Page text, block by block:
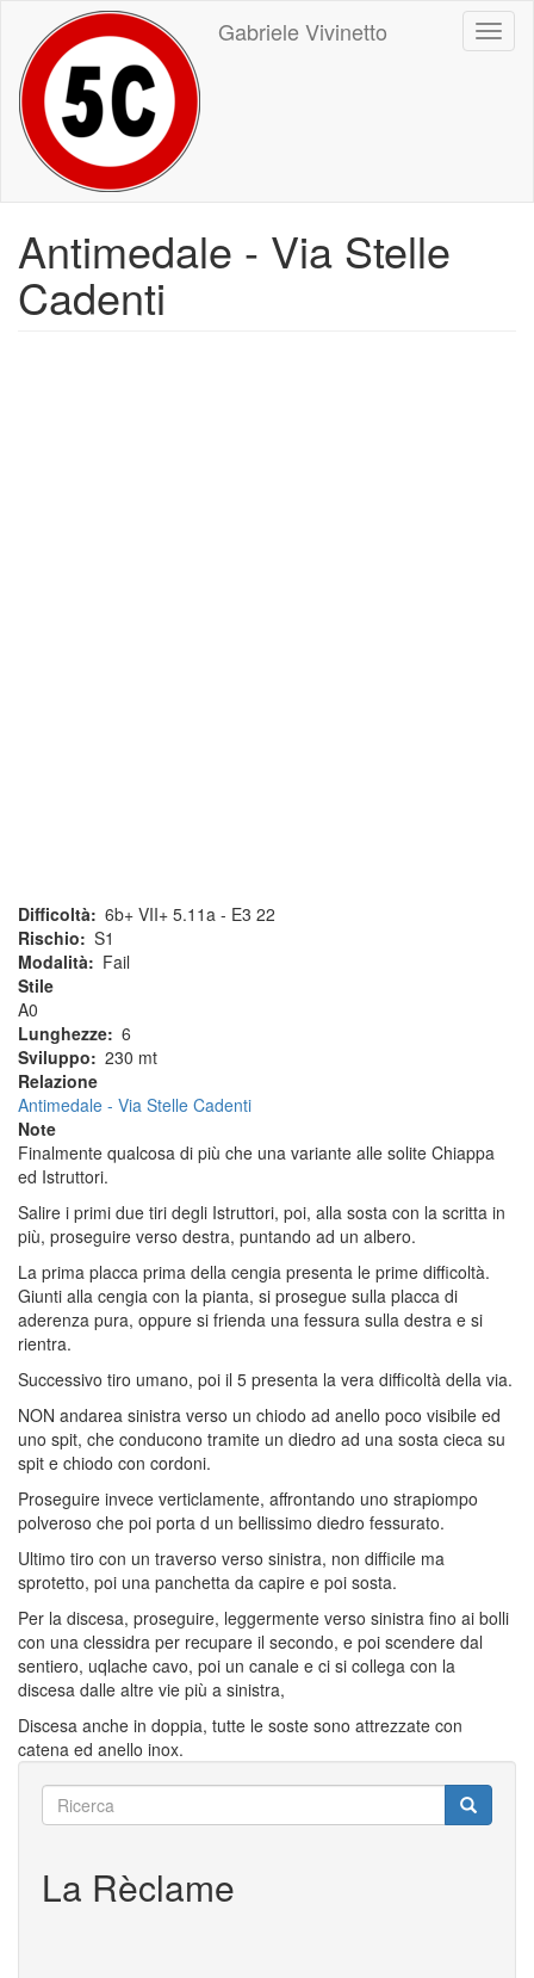
contenuto
principale
Gabriele Vivinetto
Antimedale - Via Stelle
Cadenti
Difficoltà 6b+ VII+ 5.11a - E3 22
Rischio
S1
Modalità
Fail
Stile
A0
Lunghezze 6
Sviluppo
230 mt
Relazione
Antimedale - Via Stelle Cadenti
Note
Finalmente qualcosa di più che una variante alle solite Chiappa
ed Istruttori.
Salire i primi due tiri degli Istruttori, poi, alla sosta con la scritta in
più, proseguire verso destra, puntando ad un albero.
La prima placca prima della cengia presenta le prime difficoltà.
Giunti alla cengia con la pianta, si prosegue sulla placca di
aderenza pura, oppure si frienda una fessura sulla destra e si
rientra.
Successivo tiro umano, poi il 5 presenta la vera difficoltà della via.
NON andarea sinistra verso un chiodo ad anello poco visibile ed
uno spit, che conducono tramite un diedro ad una sosta cieca su
spit e chiodo con cordoni.
Proseguire invece verticlamente, affrontando uno strapiompo
polveroso che poi porta d un bellissimo diedro fessurato.
Ultimo tiro con un traverso verso sinistra, non difficile ma
sprotetto, poi una panchetta da capire e poi sosta.
Per la discesa, proseguire, leggermente verso sinistra fino ai bolli
con una clessidra per recupare il secondo, e poi scendere dal
sentiero, uqlache cavo, poi un canale e ci si collega con la
discesa dalle altre vie più a sinistra,
Discesa anche in doppia, tutte le soste sono attrezzate con
catena ed anello inox.
Ricerca
Ricerca Ricerca
La Rèclame